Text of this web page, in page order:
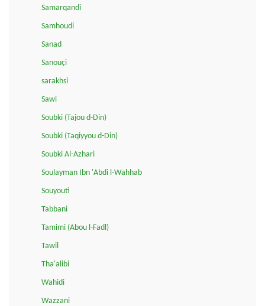
Samarqandi
Samhoudi
Sanad
Sanouçi
sarakhsi
Sawi
Soubki (Tajou d-Din)
Soubki (Taqiyyou d-Din)
Soubki Al-Azhari
Soulayman Ibn 'Abdi l-Wahhab
Souyouti
Tabbani
Tamimi (Abou l-Fadl)
Tawil
Tha'alibi
Wahidi
Wazzani